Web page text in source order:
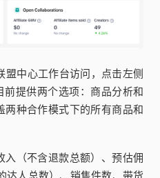
中心工作台访问，点击左侧
前提供两个选项：商品分析和
种合作模式下的所有商品和
入（不含退款总额）、预估佣